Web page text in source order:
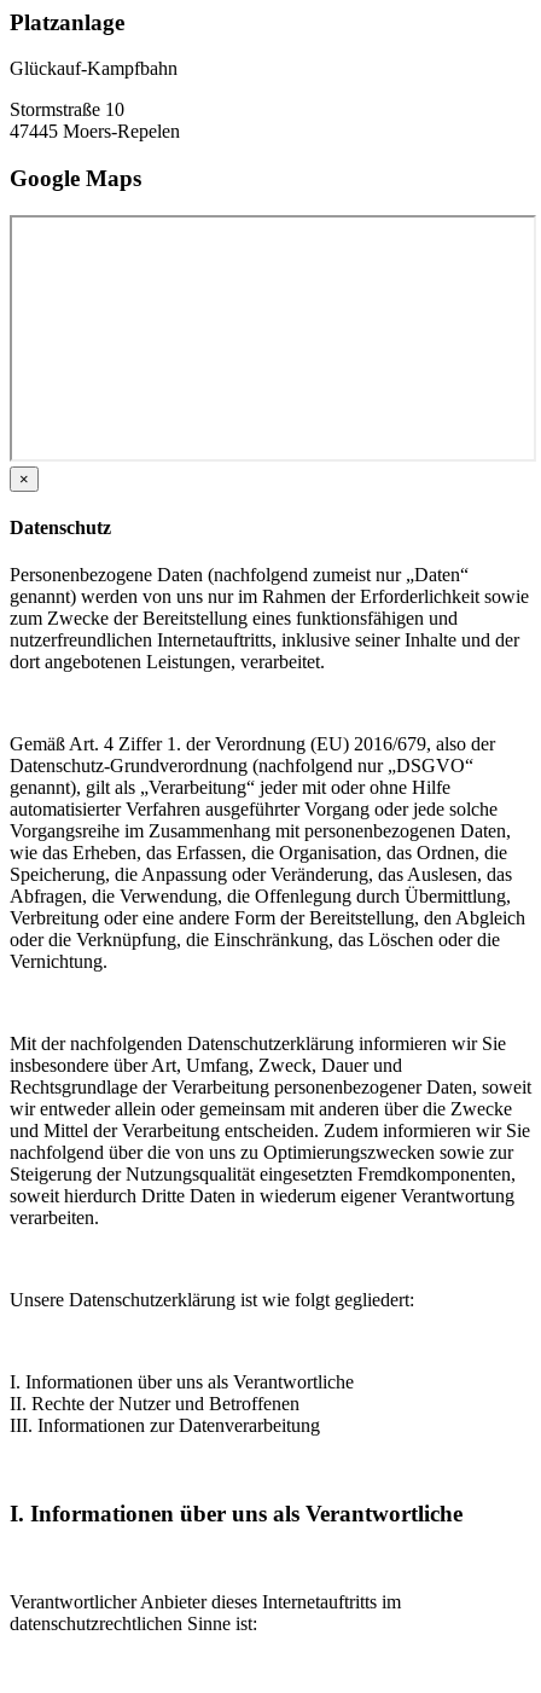
Platzanlage
Glückauf-Kampfbahn
Stormstraße 10
47445 Moers-Repelen
Google Maps
×
Datenschutz
Personenbezogene Daten (nachfolgend zumeist nur „Daten“
genannt) werden von uns nur im Rahmen der Erforderlichkeit sowie
zum Zwecke der Bereitstellung eines funktionsfähigen und
nutzerfreundlichen Internetauftritts, inklusive seiner Inhalte und der
dort angebotenen Leistungen, verarbeitet.
Gemäß Art. 4 Ziffer 1. der Verordnung (EU) 2016/679, also der
Datenschutz-Grundverordnung (nachfolgend nur „DSGVO“
genannt), gilt als „Verarbeitung“ jeder mit oder ohne Hilfe
automatisierter Verfahren ausgeführter Vorgang oder jede solche
Vorgangsreihe im Zusammenhang mit personenbezogenen Daten,
wie das Erheben, das Erfassen, die Organisation, das Ordnen, die
Speicherung, die Anpassung oder Veränderung, das Auslesen, das
Abfragen, die Verwendung, die Offenlegung durch Übermittlung,
Verbreitung oder eine andere Form der Bereitstellung, den Abgleich
oder die Verknüpfung, die Einschränkung, das Löschen oder die
Vernichtung.
Mit der nachfolgenden Datenschutzerklärung informieren wir Sie
insbesondere über Art, Umfang, Zweck, Dauer und
Rechtsgrundlage der Verarbeitung personenbezogener Daten, soweit
wir entweder allein oder gemeinsam mit anderen über die Zwecke
und Mittel der Verarbeitung entscheiden. Zudem informieren wir Sie
nachfolgend über die von uns zu Optimierungszwecken sowie zur
Steigerung der Nutzungsqualität eingesetzten Fremdkomponenten,
soweit hierdurch Dritte Daten in wiederum eigener Verantwortung
verarbeiten.
Unsere Datenschutzerklärung ist wie folgt gegliedert:
I. Informationen über uns als Verantwortliche
II. Rechte der Nutzer und Betroffenen
III. Informationen zur Datenverarbeitung
I. Informationen über uns als Verantwortliche
Verantwortlicher Anbieter dieses Internetauftritts im
datenschutzrechtlichen Sinne ist: